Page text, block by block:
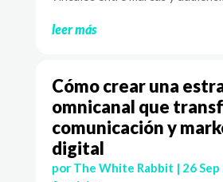
leer más
Cómo crear una
omnicanal que
comunicación y
digital
por The White Rabbit | 26